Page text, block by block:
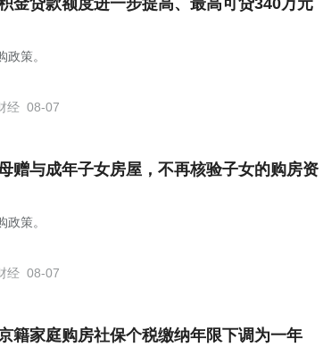
金贷款额度进一步提高、最高可贷340万元
政策。
经 08-07
赠与成年子女房屋，不再核验子女的购房资
政策。
经 08-07
籍家庭购房社保个税缴纳年限下调为一年